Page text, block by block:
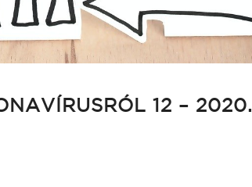
12 – 2020.